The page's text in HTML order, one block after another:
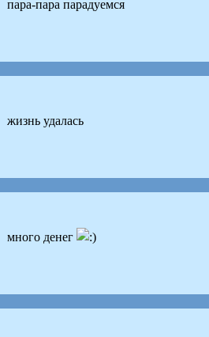
пара-пара парадуемся
жизнь удалась
много денег